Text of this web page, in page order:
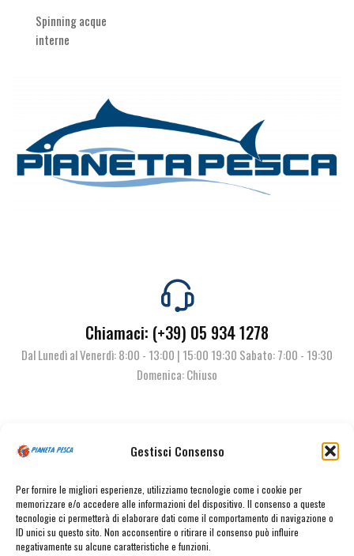
Gestisci Consenso
Per fornire le migliori esperienze, utilizziamo tecnologie come i cookie per
memorizzare e/o accedere alle informazioni del dispositivo. Il consenso a queste
tecnologie ci permetterà di elaborare dati come il comportamento di navigazione o
ID unici su questo sito. Non acconsentire o ritirare il consenso può influire
negativamente su alcune caratteristiche e funzioni.
Spinning acque
interne
Chiamaci: (+39) 05 934 1278
Dal Lunedì al Venerdì: 8:00 - 13:00 | 15:00 19:30 Sabato: 7:00 - 19:30
Domenica: Chiuso